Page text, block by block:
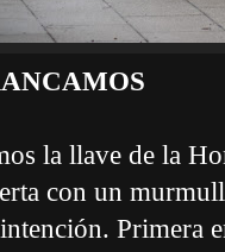
la llave de la
con un
Primera